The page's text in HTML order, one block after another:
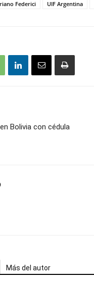
Federici UIF Argentina
Bolivia con cédula
Más del autor